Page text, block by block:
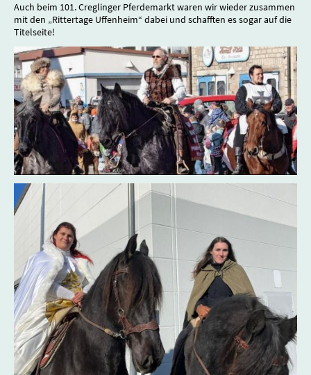
Auch beim 101. Creglinger Pferdemarkt waren wir wieder zusammen
mit den „Rittertage Uffenheim“ dabei und schafften es sogar auf die
Titelseite!